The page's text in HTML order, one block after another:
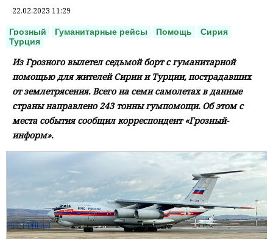
22.02.2023 11:29
Грозный Гуманитарные рейсы Помощь
Сирия
Турция
Из Грозного вылетел седьмой борт с гуманитарной
помощью для жителей Сирии и Турции, пострадавших
от землетрясения. Всего на семи самолетах в данные
страны направлено 243 тонны гумпомощи. Об этом с
места события сообщил корреспондент «Грозный-
информ».